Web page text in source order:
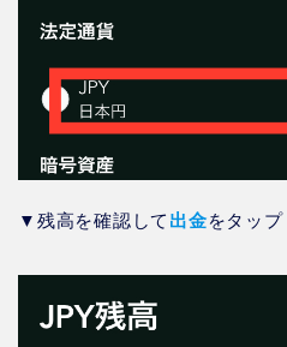
▼残高を確認して 出金をタップ